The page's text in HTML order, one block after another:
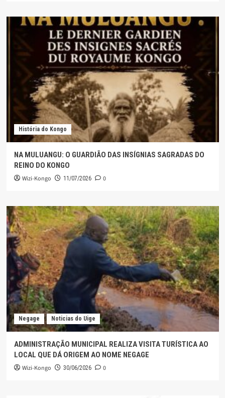
História do Kongo
NA MULUANGU: O GUARDIÃO DAS INSÍGNIAS SAGRADAS DO
REINO DO KONGO
Wizi-Kongo 11/07/2026 0
Negage Noticias do Uige
ADMINISTRAÇÃO MUNICIPAL REALIZA VISITA TURÍSTICA AO
LOCAL QUE DÁ ORIGEM AO NOME NEGAGE
Wizi-Kongo 30/06/2026 0